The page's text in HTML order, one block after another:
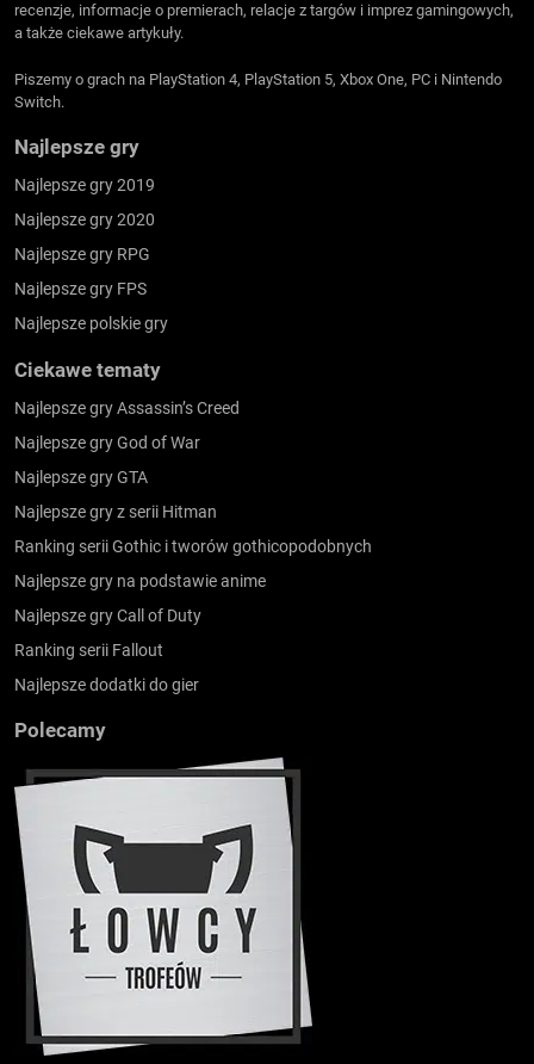
recenzje, informacje o premierach, relacje z targów i imprez gamingowych,
a także ciekawe artykuły.
Piszemy o grach na PlayStation 4, PlayStation 5, Xbox One, PC i Nintendo
Switch.
Najlepsze gry
Najlepsze gry 2019
Najlepsze gry 2020
Najlepsze gry RPG
Najlepsze gry FPS
Najlepsze polskie gry
Ciekawe tematy
Najlepsze gry Assassin’s Creed
Najlepsze gry God of War
Najlepsze gry GTA
Najlepsze gry z serii Hitman
Ranking serii Gothic i tworów gothicopodobnych
Najlepsze gry na podstawie anime
Najlepsze gry Call of Duty
Ranking serii Fallout
Najlepsze dodatki do gier
Polecamy